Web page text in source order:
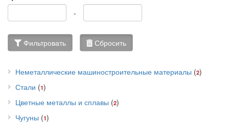
-
Фильтровать Сбросить
Неметаллические машиностроительные материалы (2)
Стали (1)
Цветные металлы и сплавы (2)
Чугуны (1)